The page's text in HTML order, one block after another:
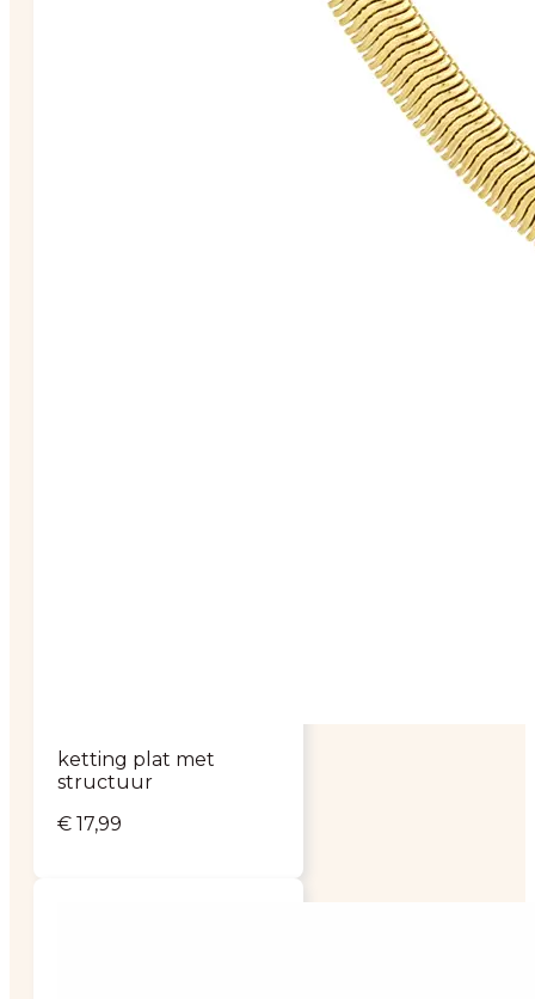
ketting plat met
structuur
€ 17,99